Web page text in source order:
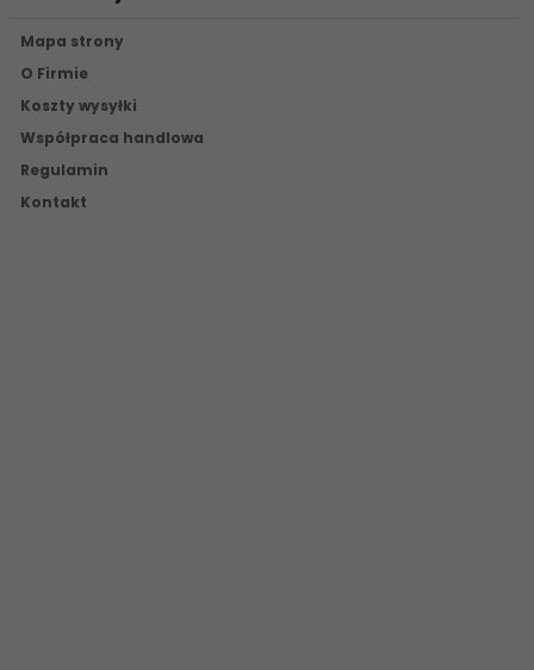
Mapa strony
O Firmie
Koszty wysyłki
Współpraca handlowa
Regulamin
Kontakt